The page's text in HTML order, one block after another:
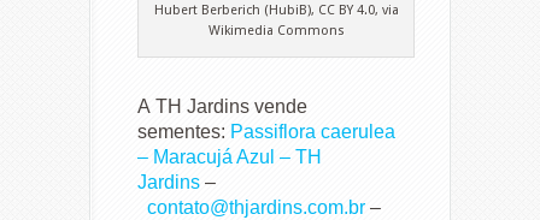
Hubert Berberich (HubiB), CC BY 4.0, via
Wikimedia Commons
A TH Jardins vende
sementes: Passiflora caerulea
– Maracujá Azul – TH
Jardins –
contato@thjardins.com.br –